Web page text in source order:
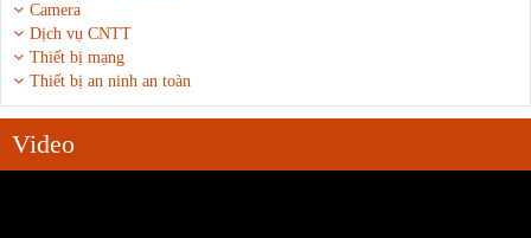
Camera
Dịch vụ CNTT
Thiết bị mạng
Thiết bị an ninh an toàn
Video